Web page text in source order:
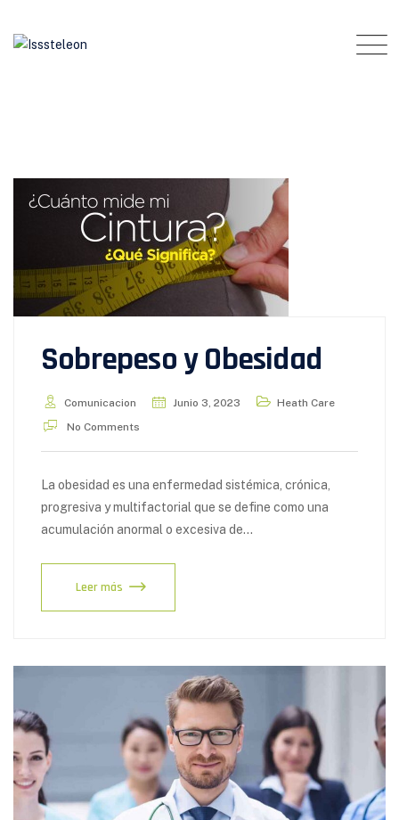
Sobrepeso y Obesidad
Comunicacion Junio 3, 2023
Heath Care
No Comments
La obesidad es una enfermedad sistémica, crónica,
progresiva y multifactorial que se define como una
acumulación anormal o excesiva de…
Leer más